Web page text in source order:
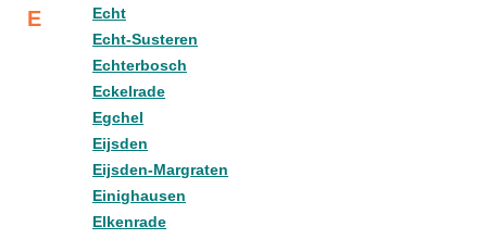
E
Echt
Echt-Susteren
Echterbosch
Eckelrade
Egchel
Eijsden
Eijsden-Margraten
Einighausen
Elkenrade